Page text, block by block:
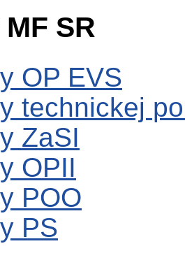
SR
OP EVS
technickej
ZaSI
OPII
POO
PS